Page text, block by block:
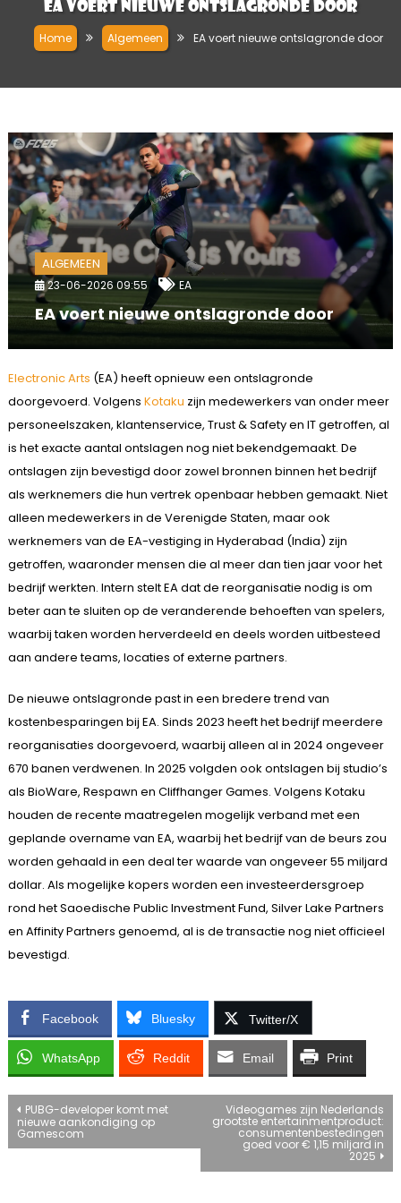
EA voert nieuwe ontslagronde door
Home Algemeen EA voert nieuwe ontslagronde door
ALGEMEEN
23-06-2026 09:55 EA
EA voert nieuwe ontslagronde door
Electronic Arts (EA) heeft opnieuw een ontslagronde
doorgevoerd. Volgens Kotaku zijn medewerkers van onder meer
personeelszaken, klantenservice, Trust & Safety en IT getroffen, al
is het exacte aantal ontslagen nog niet bekendgemaakt. De
ontslagen zijn bevestigd door zowel bronnen binnen het bedrijf
als werknemers die hun vertrek openbaar hebben gemaakt. Niet
alleen medewerkers in de Verenigde Staten, maar ook
werknemers van de EA-vestiging in Hyderabad (India) zijn
getroffen, waaronder mensen die al meer dan tien jaar voor het
bedrijf werkten. Intern stelt EA dat de reorganisatie nodig is om
beter aan te sluiten op de veranderende behoeften van spelers,
waarbij taken worden herverdeeld en deels worden uitbesteed
aan andere teams, locaties of externe partners.
De nieuwe ontslagronde past in een bredere trend van
kostenbesparingen bij EA. Sinds 2023 heeft het bedrijf meerdere
reorganisaties doorgevoerd, waarbij alleen al in 2024 ongeveer
670 banen verdwenen. In 2025 volgden ook ontslagen bij studio’s
als BioWare, Respawn en Cliffhanger Games. Volgens Kotaku
houden de recente maatregelen mogelijk verband met een
geplande overname van EA, waarbij het bedrijf van de beurs zou
worden gehaald in een deal ter waarde van ongeveer 55 miljard
dollar. Als mogelijke kopers worden een investeerdersgroep
rond het Saoedische Public Investment Fund, Silver Lake Partners
en Affinity Partners genoemd, al is de transactie nog niet officieel
bevestigd.
Facebook Bluesky Twitter/X
WhatsApp Reddit Email Print
Bericht
navigatie
PUBG-developer komt met
nieuwe aankondiging op
Gamescom
Videogames zijn Nederlands
grootste entertainmentproduct:
consumentenbestedingen
goed voor € 1,15 miljard in
2025